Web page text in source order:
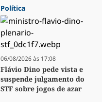
Política
06/08/2026 às 17:08
Flávio Dino pede vista e
suspende julgamento do
STF sobre jogos de azar